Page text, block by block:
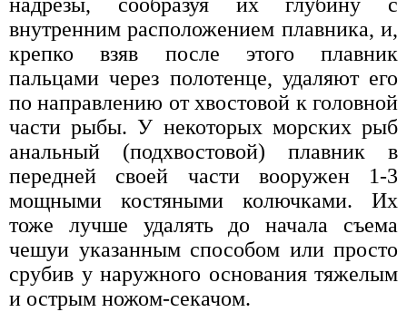
внутренним расположением плавника, и,
крепко взяв после этого плавник
пальцами через полотенце, удаляют его
по направлению от хвостовой к головной
части рыбы. У некоторых морских рыб
анальный (подхвостовой) плавник в
передней своей части вооружен 1-3
мощными костяными колючками. Их
тоже лучше удалять до начала съема
чешуи указанным способом или просто
срубив у наружного основания тяжелым
и острым ножом-секачом.